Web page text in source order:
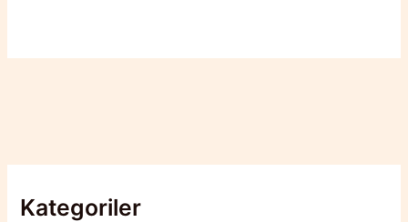
Kategoriler